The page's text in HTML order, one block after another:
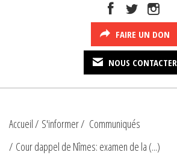
FAIRE UN DON
NOUS CONTACTER
Accueil S'informer
Communiqués
Cour dappel de Nîmes: examen de la (...)